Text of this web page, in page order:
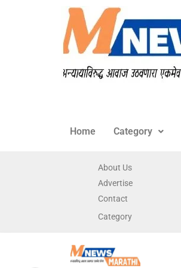
Home Category
About Us
Advertise
Contact
Category